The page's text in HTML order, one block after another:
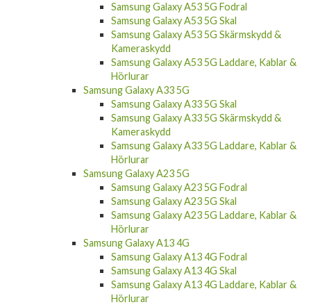
Samsung Galaxy A53 5G Skal
Samsung Galaxy A53 5G Skärmskydd &
Kameraskydd
Samsung Galaxy A53 5G Laddare, Kablar &
Hörlurar
Samsung Galaxy A33 5G
Samsung Galaxy A33 5G Skal
Samsung Galaxy A33 5G Skärmskydd &
Kameraskydd
Samsung Galaxy A33 5G Laddare, Kablar &
Hörlurar
Samsung Galaxy A23 5G
Samsung Galaxy A23 5G Fodral
Samsung Galaxy A23 5G Skal
Samsung Galaxy A23 5G Laddare, Kablar &
Hörlurar
Samsung Galaxy A13 4G
Samsung Galaxy A13 4G Fodral
Samsung Galaxy A13 4G Skal
Samsung Galaxy A13 4G Laddare, Kablar &
Hörlurar
Samsung Galaxy S20